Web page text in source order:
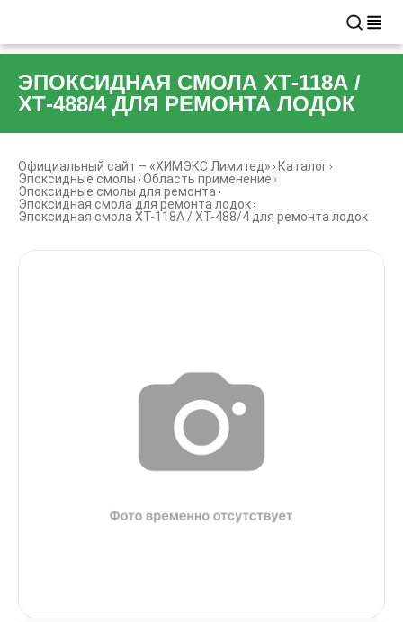
ЭПОКСИДНАЯ СМОЛА ХТ-118А /
ХТ-488/4 ДЛЯ РЕМОНТА ЛОДОК
Официальный сайт – «ХИМЭКС Лимитед»
Каталог
Эпоксидные смолы Область применение
Эпоксидные смолы для ремонта
Эпоксидная смола для ремонта лодок
Эпоксидная смола ХТ-118А / ХТ-488/4 для ремонта лодок